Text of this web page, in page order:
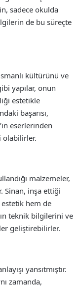
sadece okulda
de bu süreçte
kültürünü ve
yapılar, onun
estetikle
başarısı,
eserlerinden
olabilirler.
malzemeler,
Sinan, inşa ettiği
estetik hem de
teknik bilgilerini ve
geliştirebilirler.
yansıtmıştır.
zamanda,